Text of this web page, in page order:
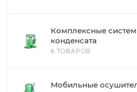
Комплексные
конденсата
6 ТОВАРОВ
Мобильные